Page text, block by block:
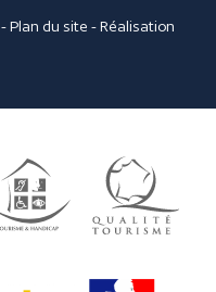
-Plan du site - Réalisation